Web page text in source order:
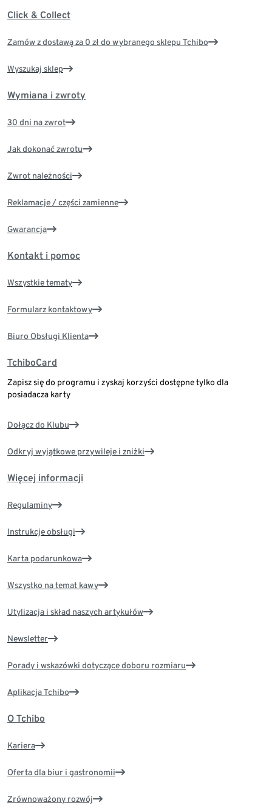
Click & Collect
Zamów z dostawą za 0 zł do wybranego sklepu Tchibo
Wyszukaj sklep
Wymiana i zwroty
30 dni na zwrot
Jak dokonać zwrotu
Zwrot należności
Reklamacje / części zamienne
Gwarancja
Kontakt i pomoc
Wszystkie tematy
Formularz kontaktowy
Biuro Obsługi Klienta
TchiboCard
Zapisz się do programu i zyskaj korzyści dostępne tylko dla
posiadacza karty
Dołącz do Klubu
Odkryj wyjątkowe przywileje i zniżki
Więcej informacji
Regulaminy
Instrukcje obsługi
Karta podarunkowa
Wszystko na temat kawy
Utylizacja i skład naszych artykułów
Newsletter
Porady i wskazówki dotyczące doboru rozmiaru
Aplikacja Tchibo
O Tchibo
Kariera
Oferta dla biur i gastronomii
Zrównoważony rozwój